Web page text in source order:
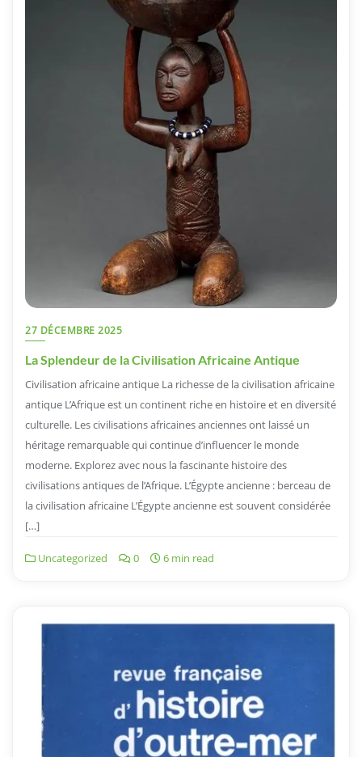
27 DÉCEMBRE 2025
La Splendeur de la Civilisation Africaine Antique
Civilisation africaine antique La richesse de la civilisation africaine
antique L’Afrique est un continent riche en histoire et en diversité
culturelle. Les civilisations africaines anciennes ont laissé un
héritage remarquable qui continue d’influencer le monde
moderne. Explorez avec nous la fascinante histoire des
civilisations antiques de l’Afrique. L’Égypte ancienne : berceau de
la civilisation africaine L’Égypte ancienne est souvent considérée
[…]
Uncategorized 0 6 min read